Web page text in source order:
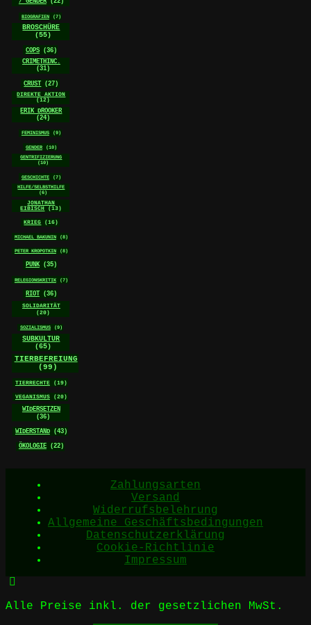
/ GENDER
(22)
BIOGRAFIEN (7)
BROSCHÜRE
(55)
COPS (36)
CRIMETHINC.
(31)
CRUST (27)
DIREKTE AKTION
(12)
ERIK DROOKER
(24)
FEMINISMUS (9)
GENDER
(10)
GENTRIFIZIERUNG
(10)
GESCHICHTE
(7)
HILFE/SELBSTHILFE
(6)
JONATHAN
EIBISCH
(13)
KRIEG (16)
MICHAEL BAKUNIN (8)
PETER KROPOTKIN (8)
PUNK (35)
RELEGIONSKRITIK (7)
RIOT (36)
SOLIDARITÄT
(20)
SOZIALISMUS (9)
SUBKULTUR
(65)
TIERBEFREIUNG
(99)
TIERRECHTE (19)
VEGANISMUS (20)
WIDERSETZEN
(36)
WIDERSTAND (43)
ÖKOLOGIE (22)
Zahlungsarten
Versand
Widerrufsbelehrung
Allgemeine Geschäftsbedingungen
Datenschutzerklärung
Cookie-Richtlinie
Impressum
Alle Preise inkl. der gesetzlichen MwSt.